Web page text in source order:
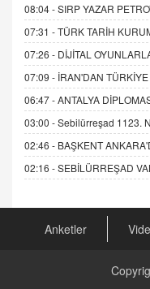
08:04 -SIRP YAZAR
07:31 -TÜRK TARİH
07:26 - DİJİTAL
07:09 - İRAN'DAN
06:47 -ANTALYA
03:00 -Sebilürreşad 1123.
02:46 - BAŞKENT
02:16 -SEBİLÜRREŞAD
Anketler